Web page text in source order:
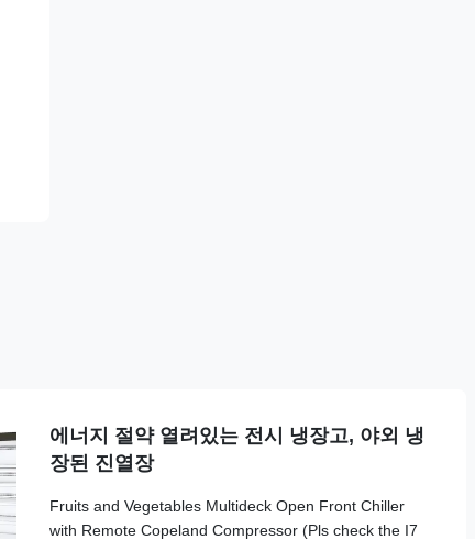
에너지 절약 열려있는 전시 냉장고, 야외 냉
장된 진열장
Fruits and Vegetables Multideck Open Front Chiller
with Remote Copeland Compressor (Pls check the I7